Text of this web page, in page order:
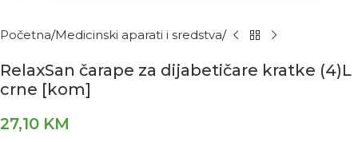
Početna Medicinski aparati i sredstva
RelaxSan čarape za dijabetičare kratke (4)L
crne [kom]
27,10 KM